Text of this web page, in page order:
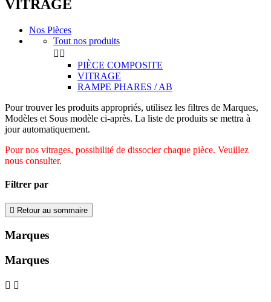
VITRAGE
Nos Pièces
Tout nos produits
 
PIÈCE COMPOSITE
VITRAGE
RAMPE PHARES / AB
Pour trouver les produits appropriés, utilisez les filtres de Marques,
Modèles et Sous modèle ci-après. La liste de produits se mettra à
jour automatiquement.
Pour nos vitrages, possibilité de dissocier chaque pièce. Veuillez
nous consulter.
Filtrer par
 Retour au sommaire
Marques
Marques
 